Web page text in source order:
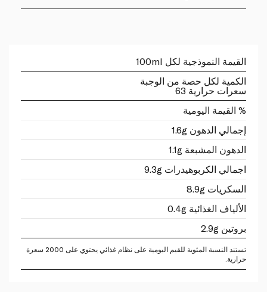
القيمة النموذجية لكل 100ml
الكمية لكل حصة من الوجبة
سعرات حرارية 63
% القيمة اليومية
إجمالي الدهون 1.6g
الدهون المشبعة 1.1g
اجمالي الكربوهيدرات 9.3g
السكريات 8.9g
الألياف الغذائية 0.4g
بروتين 2.9g
تستند النسبة المئوية للقيم اليومية على نظام غذائي يحتوي على 2000 سعرة
حرارية.